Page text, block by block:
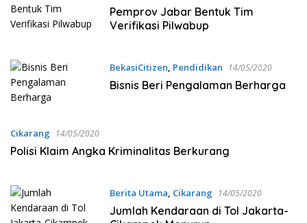
Pemprov Jabar Bentuk Tim
Verifikasi Pilwabup
BekasiCitizen, Pendidikan 14/05/2020
Bisnis Beri Pengalaman Berharga
Cikarang 14/05/2020
Polisi Klaim Angka Kriminalitas Berkurang
Berita Utama, Cikarang 14/05/2020
Jumlah Kendaraan di Tol Jakarta-